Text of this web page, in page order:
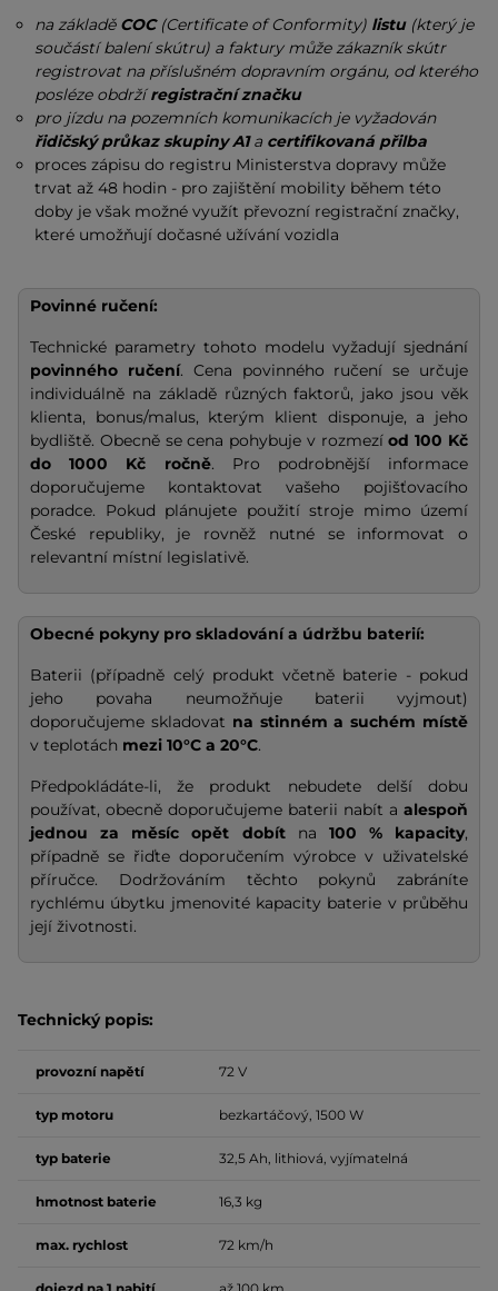
na základě COC (Certificate of Conformity) listu (který je
součástí balení skútru) a faktury může zákazník skútr
registrovat na příslušném dopravním orgánu, od kterého
posléze obdržíregistrační značku
pro jízdu na pozemních komunikacích je vyžadován
řidičský průkaz skupiny A1 a certifikovaná přilba
proces zápisu do registru Ministerstva dopravy může
trvat až 48 hodin - pro zajištění mobility během této
doby je však možné využít převozní registrační značky,
které umožňují dočasné užívání vozidla
Povinné ručení:
Technické parametry tohoto modelu vyžadují sjednání
povinného ručení. Cena povinného ručení se určuje
individuálně na základě různých faktorů, jako jsou věk
klienta, bonus/malus, kterým klient disponuje, a jeho
bydliště. Obecně se cena pohybuje v rozmezíod 100 Kč
do 1000 Kč ročně. Pro podrobnější informace
doporučujeme kontaktovat vašeho pojišťovacího
poradce. Pokud plánujete použití stroje mimo území
České republiky, je rovněž nutné se informovat o
relevantní místní legislativě.
Obecné pokyny pro skladování a údržbu baterií:
Baterii (případně celý produkt včetně baterie - pokud
jeho povaha neumožňuje baterii vyjmout)
doporučujeme skladovat na stinném a suchém místě
v teplotách mezi 10°C a 20°C.
Předpokládáte-li, že produkt nebudete delší dobu
používat, obecně doporučujeme baterii nabít a alespoň
jednou za měsíc opět dobítna 100 % kapacity,
případně se řiďte doporučením výrobce v uživatelské
příručce. Dodržováním těchto pokynů zabráníte
rychlému úbytku jmenovité kapacity baterie v průběhu
její životnosti.
Technický popis:
provozní napětí 72 V
typ motoru bezkartáčový, 1500 W
typ baterie 32,5 Ah, lithiová, vyjímatelná
hmotnost baterie 16,3 kg
max. rychlost 72 km/h